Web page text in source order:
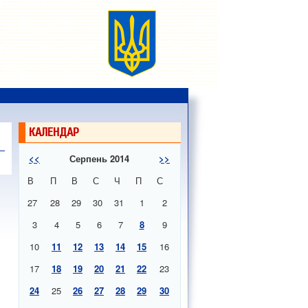
КАЛЕНДАР
<< Серпень 2014
>>
В
П В С Ч П
С
27
28 29 30 31 1
2
3
4 5 6 7 8
9
10
11 12 13 14 15
16
17
18 19 20 21 22
23
24
25 26 27 28 29
30